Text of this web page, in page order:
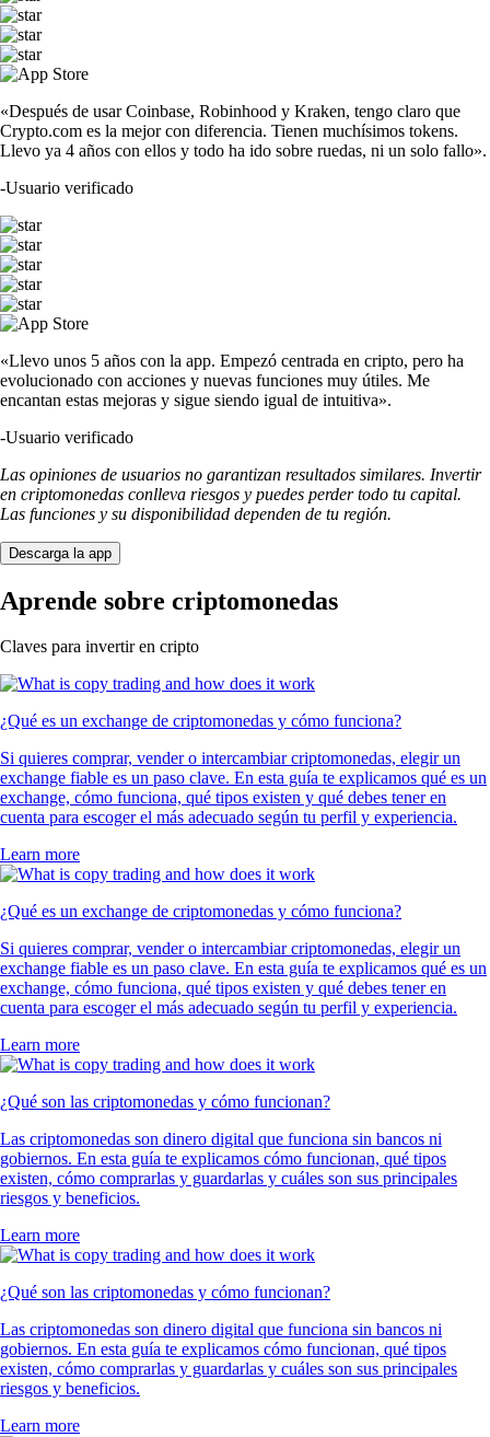
«Después de usar Coinbase, Robinhood y Kraken, tengo claro que
Crypto.com es la mejor con diferencia. Tienen muchísimos tokens.
Llevo ya 4 años con ellos y todo ha ido sobre ruedas, ni un solo fallo».
-Usuario verificado
«Llevo unos 5 años con la app. Empezó centrada en cripto, pero ha
evolucionado con acciones y nuevas funciones muy útiles. Me
encantan estas mejoras y sigue siendo igual de intuitiva».
-Usuario verificado
Las opiniones de usuarios no garantizan resultados similares. Invertir
en criptomonedas conlleva riesgos y puedes perder todo tu capital.
Las funciones y su disponibilidad dependen de tu región.
Descarga la app
Aprende sobre criptomonedas
Claves para invertir en cripto
¿Qué es un exchange de criptomonedas y cómo funciona?
Si quieres comprar, vender o intercambiar criptomonedas, elegir un
exchange fiable es un paso clave. En esta guía te explicamos qué es un
exchange, cómo funciona, qué tipos existen y qué debes tener en
cuenta para escoger el más adecuado según tu perfil y experiencia.
Learn more
¿Qué es un exchange de criptomonedas y cómo funciona?
Si quieres comprar, vender o intercambiar criptomonedas, elegir un
exchange fiable es un paso clave. En esta guía te explicamos qué es un
exchange, cómo funciona, qué tipos existen y qué debes tener en
cuenta para escoger el más adecuado según tu perfil y experiencia.
Learn more
¿Qué son las criptomonedas y cómo funcionan?
Las criptomonedas son dinero digital que funciona sin bancos ni
gobiernos. En esta guía te explicamos cómo funcionan, qué tipos
existen, cómo comprarlas y guardarlas y cuáles son sus principales
riesgos y beneficios.
Learn more
¿Qué son las criptomonedas y cómo funcionan?
Las criptomonedas son dinero digital que funciona sin bancos ni
gobiernos. En esta guía te explicamos cómo funcionan, qué tipos
existen, cómo comprarlas y guardarlas y cuáles son sus principales
riesgos y beneficios.
Learn more